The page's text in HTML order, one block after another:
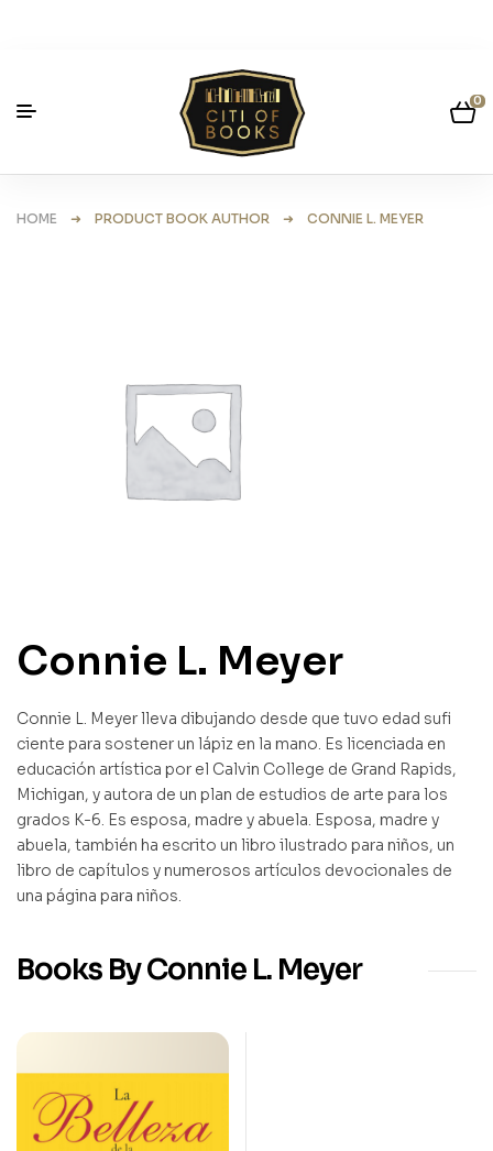
0
HOME ➜ PRODUCT BOOK AUTHOR ➜ CONNIE L. MEYER
Connie L. Meyer
Connie L. Meyer lleva dibujando desde que tuvo edad sufi
ciente para sostener un lápiz en la mano. Es licenciada en
educación artística por el Calvin College de Grand Rapids,
Michigan, y autora de un plan de estudios de arte para los
grados K-6. Es esposa, madre y abuela. Esposa, madre y
abuela, también ha escrito un libro ilustrado para niños, un
libro de capítulos y numerosos artículos devocionales de
una página para niños.
Books By Connie L. Meyer